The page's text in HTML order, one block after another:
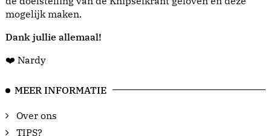
mogelijk maken.
Dank jullie allemaal!
❤️ Nardy
MEER INFORMATIE
Over ons
TIPS?